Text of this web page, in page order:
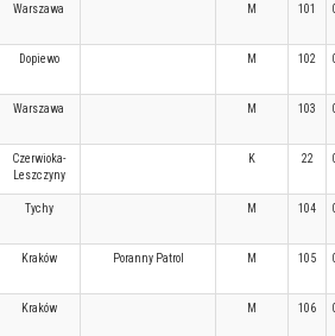
Warszawa M 101
Dopiewo M 102
Warszawa M 103
Czerwioka-
Leszczyny
K 22
Tychy M 104
Kraków Poranny Patrol M 105
Kraków M 106